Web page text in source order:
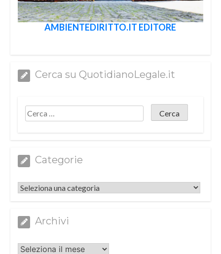
AMBIENTEDIRITTO.IT EDITORE
Cerca su QuotidianoLegale.it
Categorie
Categorie
Archivi
Archivi